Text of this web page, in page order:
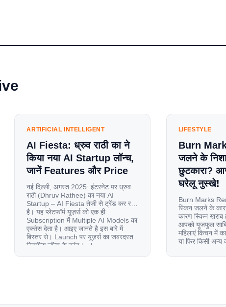
ARTIFICIAL INTELLIGENT
AI Fiesta: ध्रुव राठी का ने
किया नया AI Startup लॉन्च,
जानें Features और Price
नई दिल्ली, अगस्त 2025: इंटरनेट पर ध्रुव
राठी (Dhruv Rathee) का नया AI
Startup – AI Fiesta तेजी से ट्रेंड कर रहा
है। यह प्लेटफॉर्म यूज़र्स को एक ही
Subscription में Multiple AI Models का
एक्सेस देता है। आइए जानते है इस बारे में
बिस्तर से। Launch पर यूज़र्स का जबरदस्त
रिस्पॉन्स लॉन्च के तुरंत […]
LIFESTYLE
Burn
जलने के
छुटकारा?
घरेलू नुस्खे!
Burn Marks
स्किन जलने के
कारण स्किन खराब
आपको यूजफुल
महिलाएं किचन में
या फिर किसी